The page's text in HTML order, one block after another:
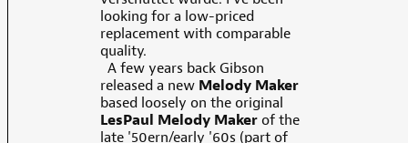
looking for a low-priced
replacement with comparable
quality.
A few years back Gibson
released a new Melody Maker
based loosely on the original
LesPaul Melody Makerof the
late '50ern/early '60s (part of